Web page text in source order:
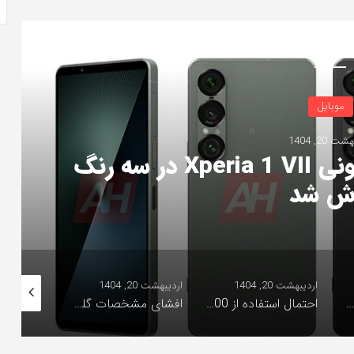
Read
موبایل
20, 1404
رندرهای رسمی گوشی سونی Xperia 1 VII در سه رنگ
شد
آنر 400 با دوربین 200 مگاپیکسلی در راه است؛ رونمایی ۲۲ می!
اردیبهشت 20, 1404
احتمال استفاده از Dimensity 9400 در Galaxy S25 FE به دلیل مشکلات Exynos!
اردیبهشت 20, 1404
افشای مشخصات گلکسی S25 Edge پیش از رونمایی رسمی!
اردیبهشت 20, 1404